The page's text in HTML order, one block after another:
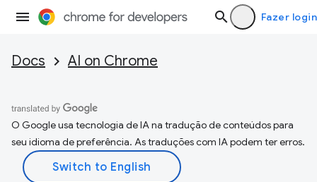
Fazer login
Docs AI on Chrome
O Google usa tecnologia de IA na tradução de conteúdos para
seu idioma de preferência. As traduções com IA podem ter erros.